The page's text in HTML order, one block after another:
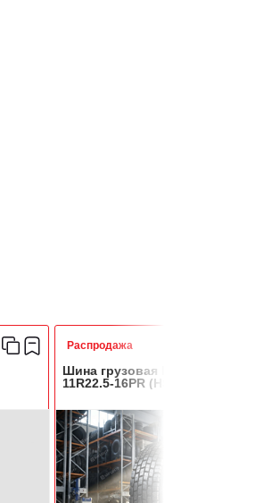
Распродажа
Шина грузовая KAPSEN
11R22.5-16PR (HS103)